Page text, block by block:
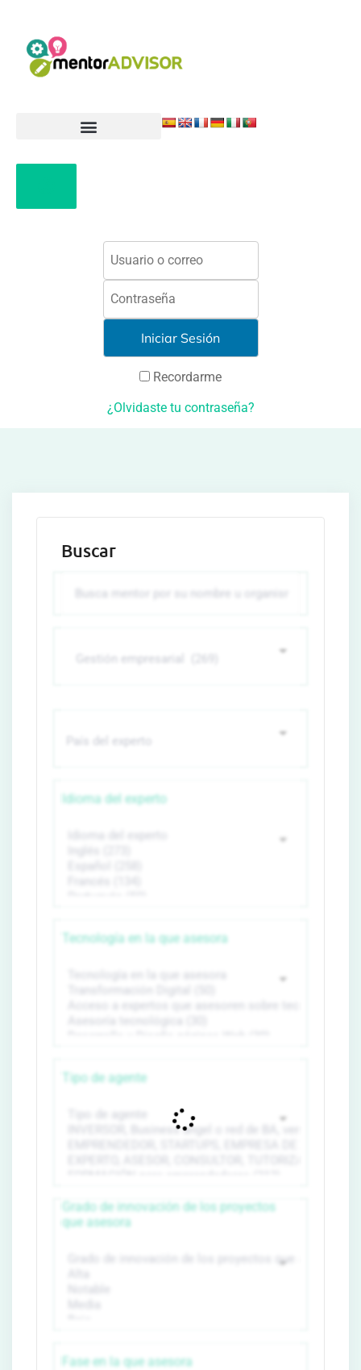
Recordarme
¿Olvidaste tu contraseña?
Buscar
Idioma del experto
Tecnología en la que asesora
Tipo de agente
Grado de innovación de los proyectos
que asesora
Fase en la que asesora